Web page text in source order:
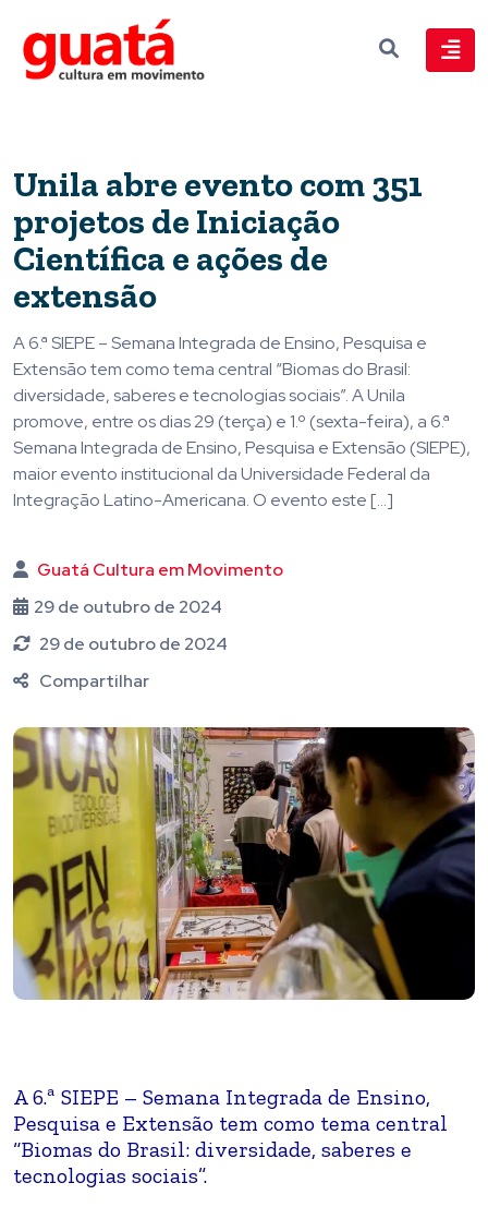
Unila abre evento com 351
projetos de Iniciação
Científica e ações de
extensão
A 6.ª SIEPE – Semana Integrada de Ensino, Pesquisa e
Extensão tem como tema central “Biomas do Brasil:
diversidade, saberes e tecnologias sociais”. A Unila
promove, entre os dias 29 (terça) e 1.º (sexta-feira), a 6.ª
Semana Integrada de Ensino, Pesquisa e Extensão (SIEPE),
maior evento institucional da Universidade Federal da
Integração Latino-Americana. O evento este […]
Guatá Cultura em Movimento
29 de outubro de 2024
29 de outubro de 2024
Compartilhar
A 6.ª SIEPE – Semana Integrada de Ensino,
Pesquisa e Extensão tem como tema central
“Biomas do Brasil: diversidade, saberes e
tecnologias sociais”.